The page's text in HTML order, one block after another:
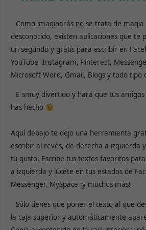
Como imaginarás no se trata de magia
desconocido, existen aplicaciones que te
un segundo y gratis para escribir en
YouTube, Instagram, Pinterest,
Microsoft Word, Gmail, Blogs y todo tipo
E smuy divertido y hará que tus
has hecho
Aquí debajo te dejo una herramienta
escribir al revés, de derecha a izquierda
tu gusto. Escribe tus textos favoritos
a izquierda y lúcete en tus estados de
Messenger, MySpace ¡y muchos más!
Sólo tienes que poner el texto al que
la caja superior y automáticamente